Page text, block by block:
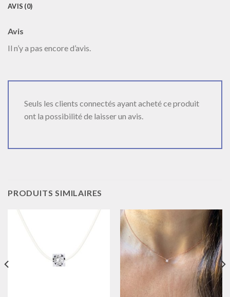
AVIS (0)
Avis
Il n’y a pas encore d’avis.
Seuls les clients connectés ayant acheté ce produit
ont la possibilité de laisser un avis.
PRODUITS SIMILAIRES